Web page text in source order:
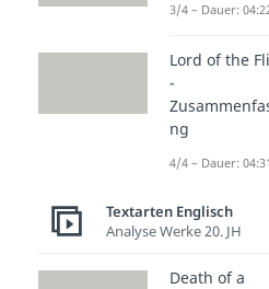
Bereich
Amerika
nische
Sportar
Dauer:
05:16
USA
3/4 – Dauer:
Lord of the
-
ng
4/4 – Dauer: 04:31
Textarten Englisch
Analyse Werke 20. JH
Death of a